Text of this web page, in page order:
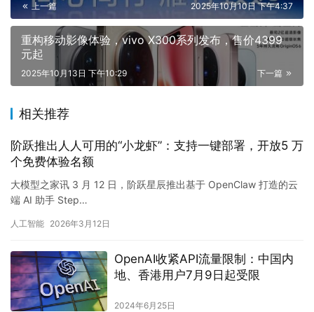
上一篇 2025年10月10日 下午4:37
重构移动影像体验，vivo X300系列发布，售价4399
元起
下一篇
2025年10月13日 下午10:29
相关推荐
阶跃推出人人可用的“小龙虾”：支持一键部署，开放5 万
个免费体验名额
大模型之家讯 3 月 12 日，阶跃星辰推出基于 OpenClaw 打造的云
端 AI 助手 Step…
人工智能 2026年3月12日
OpenAI收紧API流量限制：中国内
地、香港用户7月9日起受限
2024年6月25日